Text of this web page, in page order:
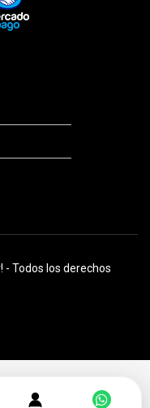
- Todos los derechos